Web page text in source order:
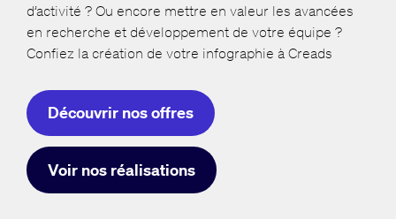
d’activité ? Ou encore mettre en valeur les avancées
en recherche et développement de votre équipe ?
Confiez la création de votre infographie à Creads
Découvrir nos offres
Voir nos réalisations